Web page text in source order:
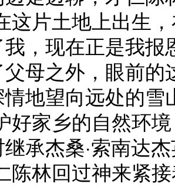
片土地上出生，
，现在正是我报
母之外，眼前
地望向远处的
好家乡的自然环
承杰桑·索南达
陈林回过神来紧